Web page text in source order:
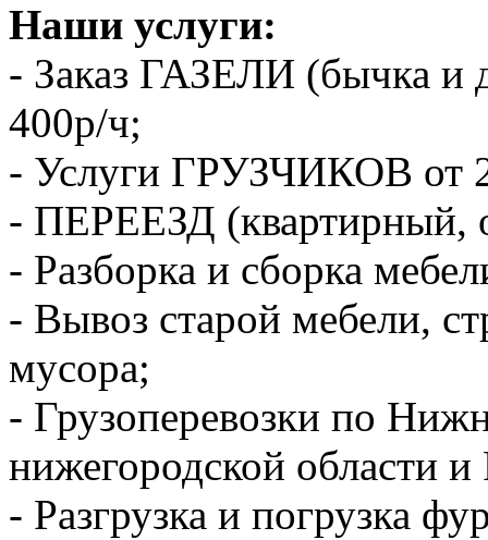
Наши услуги:
- Заказ ГАЗЕЛИ (бычка и
400р/ч;
- Услуги ГРУЗЧИКОВ от
- ПЕРЕЕЗД (квартирный,
- Разборка и сборка
- Вывоз старой мебели,
мусора;
- Грузоперевозки по
нижегородской области и
- Разгрузка и погрузка